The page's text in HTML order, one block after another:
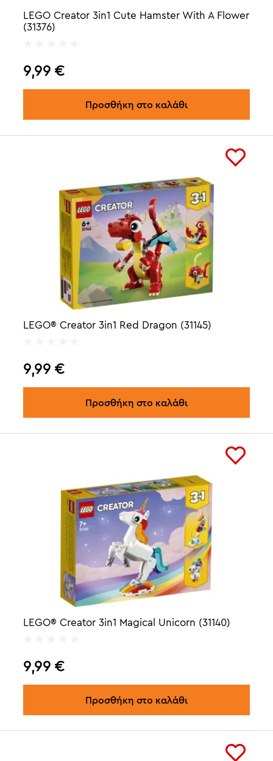
LEGO Creator 3in1 Cute Hamster With A Flower
(31376)
9,99 €
Προσθήκη στο καλάθι
LEGO® Creator 3in1 Red Dragon (31145)
9,99 €
Προσθήκη στο καλάθι
LEGO® Creator 3in1 Magical Unicorn (31140)
9,99 €
Προσθήκη στο καλάθι